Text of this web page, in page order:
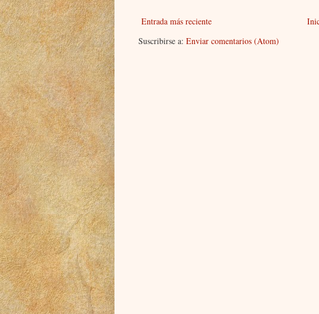
Entrada más reciente
Suscribirse a: Enviar comentarios (Atom)